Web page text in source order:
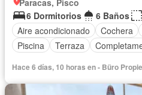
Paracas, Pisco
6 Dormitorios
6 Baños
Aire acondicionado
Cochera
Piscina
Terraza
Hace 6 días, 10 horas en - Büro